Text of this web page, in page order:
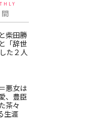
柴田勝
「辞世
た２人
悪女は
、豊臣
茶々
生涯